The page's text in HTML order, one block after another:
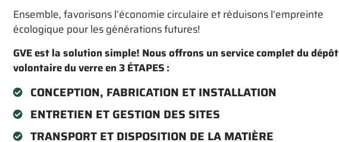
Ensemble, favorisons l’économie circulaire et réduisons l’empreinte
écologique pour les générations futures!
GVE est la solution simple! Nous offrons un service complet du dépôt
volontaire du verre en 3 ÉTAPES :
CONCEPTION, FABRICATION ET INSTALLATION
ENTRETIEN ET GESTION DES SITES
TRANSPORT ET DISPOSITION DE LA MATIÈRE